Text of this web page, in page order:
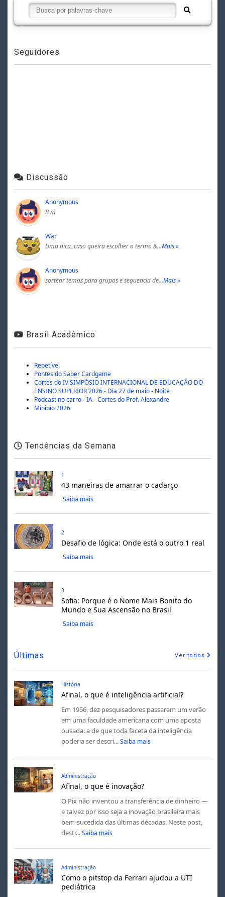
Seguidores
Discussão
Anonymous
B m
War
Uma dica, caso queira escolher o termo &…Mais »
Anonymous
sortear temas para grupos e sequencia de…Mais »
Brasil Acadêmico
Repetível
Pontes do Saber Cardgame
Cortes do IV SIMPÓSIO INTERNACIONAL DE EDUCAÇÃO DO
ENSINO SUPERIOR 2026 - Dia 27 de maio - Noite
Podcast no carro - IA - Cortes do Prof. Alexandre
Minibio 2026
Tendências da Semana
1
43 maneiras de amarrar o cadarço
Saiba mais
2
Desafio de lógica: Onde está o outro 1 real
Saiba mais
3
Sofia: Porque é o Nome Mais Bonito do
Mundo e Sua Ascensão no Brasil
Saiba mais
Últimas Ver todos
História
Afinal, o que é inteligência artificial?
Em 1956, dez pesquisadores passaram um verão
em uma faculdade americana com uma aposta
ousada: a de que toda faceta da inteligência
poderia ser descri... Saiba mais
Administração
Afinal, o que é inovação?
O Pix não inventou a transferência de dinheiro —
e talvez por isso seja a inovação brasileira mais
bem-sucedida das últimas décadas. Neste post,
destr... Saiba mais
Administração
Como o pitstop da Ferrari ajudou a UTI
pediátrica